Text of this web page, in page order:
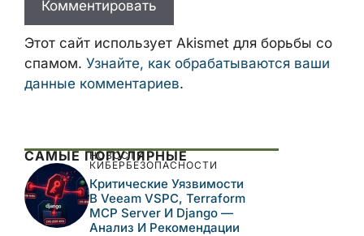
Этот сайт использует Akismet для борьбы со
спамом. Узнайте, как обрабатываются ваши
данные комментариев.
САМЫЕ ПОПУЛЯРНЫЕ
НОВОСТИ
КИБЕРБЕЗОПАСНОСТИ
Критические Уязвимости
В Veeam VSPC, Terraform
MCP Server И Django —
Анализ И Рекомендации